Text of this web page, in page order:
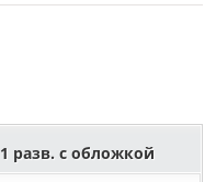
разв. с обложкой